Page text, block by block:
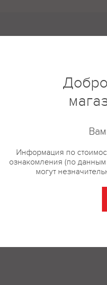
можно
Информация по
ознакомления (по
могут